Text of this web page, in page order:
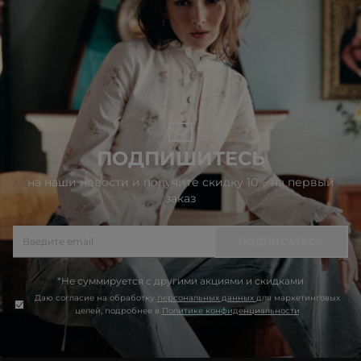
ПОДПИШИТЕСЬ
на наши новости и получите скидку 10% на первый
заказ
*Не суммируется с другими акциями и скидками
Даю согласие на обработку персональных данных для маркетинговых
целей, подробнее в Политике конфиденциальности